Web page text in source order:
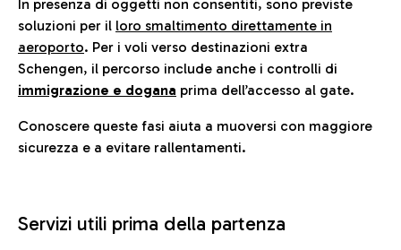
In presenza di oggetti non consentiti, sono previste
soluzioni per il loro smaltimento direttamente in
aeroporto. Per i voli verso destinazioni extra
Schengen, il percorso include anche i controlli di
immigrazione e dogana prima dell’accesso al gate.
Conoscere queste fasi aiuta a muoversi con maggiore
sicurezza e a evitare rallentamenti.
Servizi utili prima della partenza